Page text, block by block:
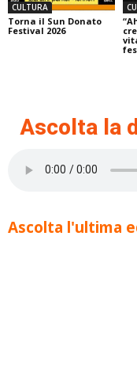
CULTURA
Torna il Sun Donato
Festival 2026
Ascolta la
Ascolta l'ultima